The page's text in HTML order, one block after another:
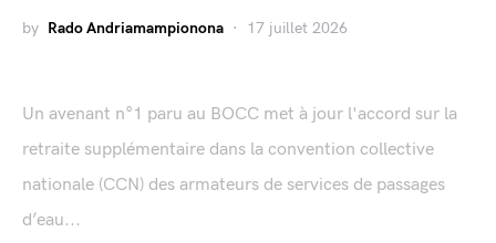
by Rado Andriamampionona 17 juillet 2026
Un avenant n°1 paru au BOCC met à jour l'accord sur la
retraite supplémentaire dans la convention collective
nationale (CCN) des armateurs de services de passages
d’eau...